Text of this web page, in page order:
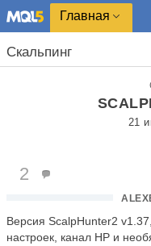
Главная
Скальпинг
21
2
Версия ScalpHunter2
настроек, канал HP и